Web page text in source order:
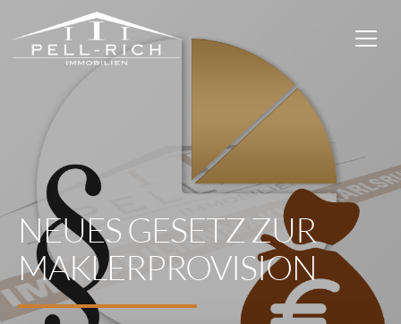
NEUES GESETZ ZUR
MAKLERPROVISION